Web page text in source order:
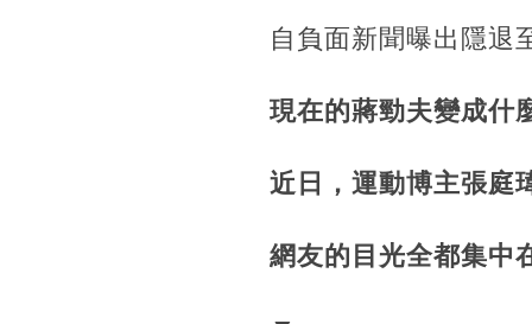
自負面新聞曝出隱退
現在的蔣勁夫變成什
近日，運動博主張庭
網友的目光全都集中